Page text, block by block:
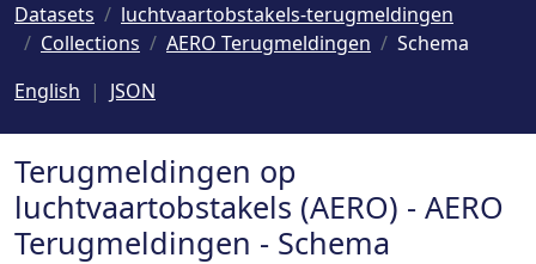
Datasets
luchtvaartobstakels-terugmeldingen
Collections
AERO Terugmeldingen
Schema
English
JSON
Terugmeldingen op
luchtvaartobstakels (AERO) - AERO
Terugmeldingen - Schema